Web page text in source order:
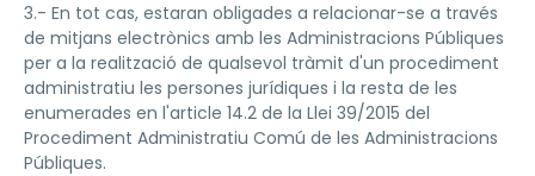
3.- En tot cas, estaran obligades a relacionar-se a través
de mitjans electrònics amb les Administracions Públiques
per a la realització de qualsevol tràmit d'un procediment
administratiu les persones jurídiques i la resta de les
enumerades en l'article 14.2 de la Llei 39/2015 del
Procediment Administratiu Comú de les Administracions
Públiques.